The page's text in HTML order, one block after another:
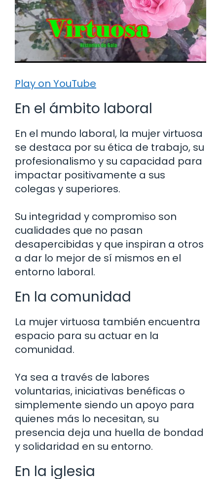
Play on YouTube
En el ámbito laboral
En el mundo laboral, la mujer virtuosa
se destaca por su ética de trabajo, su
profesionalismo y su capacidad para
impactar positivamente a sus
colegas y superiores.
Su integridad y compromiso son
cualidades que no pasan
desapercibidas y que inspiran a otros
a dar lo mejor de sí mismos en el
entorno laboral.
En la comunidad
La mujer virtuosa también encuentra
espacio para su actuar en la
comunidad.
Ya sea a través de labores
voluntarias, iniciativas benéficas o
simplemente siendo un apoyo para
quienes más lo necesitan, su
presencia deja una huella de bondad
y solidaridad en su entorno.
En la iglesia